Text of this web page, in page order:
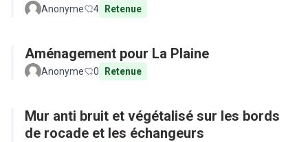
Anonyme 4 Retenue
Aménagement pour La Plaine
Anonyme 0 Retenue
Mur anti bruit et végétalisé sur les bords
de rocade et les échangeurs